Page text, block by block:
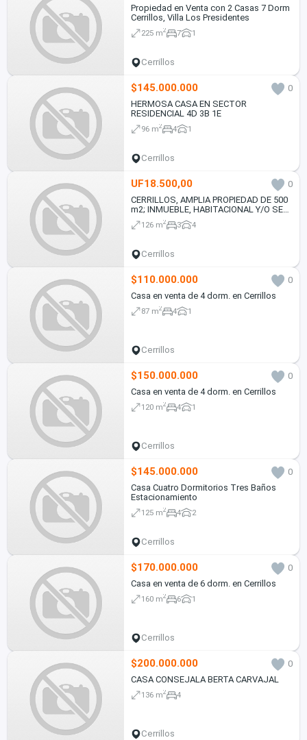
Propiedad en Venta con 2 Casas 7 Dorm
Cerrillos, Villa Los Presidentes
225 m2 7 1
Cerrillos
$145.000.000
0
HERMOSA CASA EN SECTOR
RESIDENCIAL 4D 3B 1E
96 m2 4 1
Cerrillos
UF18.500,00
0
CERRILLOS, AMPLIA PROPIEDAD DE 500
m2; INMUEBLE, HABITACIONAL Y/O SEMI
INDUSTRIAL
126 m2 3 4
Cerrillos
$110.000.000
0
Casa en venta de 4 dorm. en Cerrillos
87 m2 4 1
Cerrillos
$150.000.000
0
Casa en venta de 4 dorm. en Cerrillos
120 m2 4 1
Cerrillos
$145.000.000
0
Casa Cuatro Dormitorios Tres Baños
Estacionamiento
125 m2 4 2
Cerrillos
$170.000.000
0
Casa en venta de 6 dorm. en Cerrillos
160 m2 6 1
Cerrillos
$200.000.000
0
CASA CONSEJALA BERTA CARVAJAL
136 m2 4
Cerrillos